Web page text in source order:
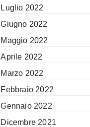
Luglio 2022
Giugno 2022
Maggio 2022
Aprile 2022
Marzo 2022
Febbraio 2022
Gennaio 2022
Dicembre 2021